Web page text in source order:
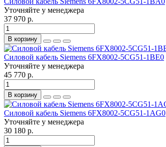
Уточняйте у менеджера
37 970 р.
В корзину
Силовой кабель Siemens 6FX8002-5CG51-1BE0
Уточняйте у менеджера
45 770 р.
В корзину
Силовой кабель Siemens 6FX8002-5CG51-1AG0
Уточняйте у менеджера
30 180 р.